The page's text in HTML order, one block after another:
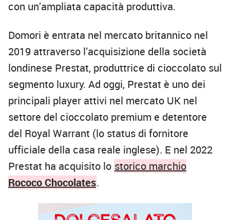
con un’ampliata capacità produttiva.
Domori è entrata nel mercato britannico nel
2019 attraverso l’acquisizione della società
londinese Prestat, produttrice di cioccolato sul
segmento luxury. Ad oggi, Prestat è uno dei
principali player attivi nel mercato UK nel
settore del cioccolato premium e detentore
del Royal Warrant (lo status di fornitore
ufficiale della casa reale inglese). E nel 2022
Prestat ha acquisito lo storico marchio
Rococo Chocolates.